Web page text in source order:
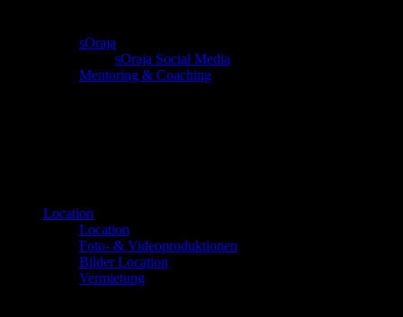
sOraja
sOraja Social Media
Mentoring & Coaching
Location
Location
Foto- & Videoproduktionen
Bilder Location
Vermietung